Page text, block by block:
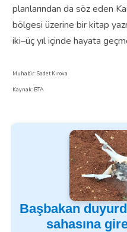
planlarından da söz eden
bölgesi üzerine bir kitap
iki–üç yıl içinde hayata
Muhabir: Sadet Kırova
Kaynak: BTA
Başbakan
sahasına